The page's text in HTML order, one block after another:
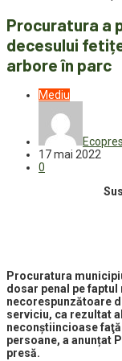
Procuratura a
decesului
arbore în parc
Mediu
17 mai 2022
0
Procuratura
dosar penal pe
necorespunzătoare
serviciu, ca rezultat
neconştiincioase
persoane, a anunțat
presă.